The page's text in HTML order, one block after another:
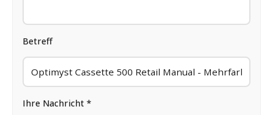
Betreff
Ihre Nachricht *